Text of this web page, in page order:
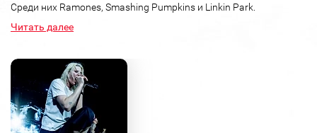
Среди них Ramones, Smashing Pumpkins и Linkin Park.
Читать далее